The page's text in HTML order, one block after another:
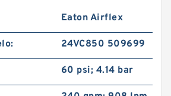
Eaton Airflex
24VC850 509699
60 psi; 4.14 bar